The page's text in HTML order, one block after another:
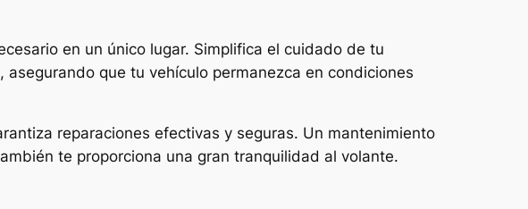
en un único lugar. Simplifica el cuidado de tu
que tu vehículo permanezca en condiciones
reparaciones efectivas y seguras. Un mantenimiento
te proporciona una gran tranquilidad al volante.